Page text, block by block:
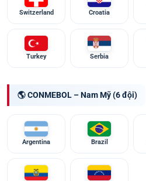
Switzerland Croatia
Turkey Serbia
🌎 CONMEBOL – Nam Mỹ (6 đội)
Argentina Brazil